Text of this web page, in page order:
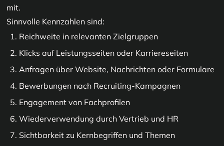
mit.
Sinnvolle Kennzahlen sind:
Reichweite in relevanten Zielgruppen
Klicks auf Leistungsseiten oder Karriereseiten
Anfragen über Website, Nachrichten oder Formulare
Bewerbungen nach Recruiting-Kampagnen
Engagement von Fachprofilen
Wiederverwendung durch Vertrieb und HR
Sichtbarkeit zu Kernbegriffen und Themen